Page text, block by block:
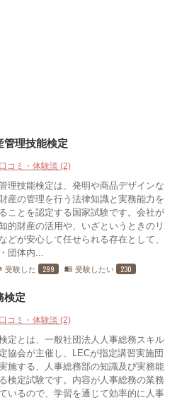
管理技能検定
コミ・体験談 (2)
理技能検定は、発明や商品デザインな
産の管理を行う法律知識と実務能力を
ことを認定する国家試験です。会社が
的財産の活用や、いざというときのリ
どが安心して任せられる存在として、
団体内...
受験した 299 menu_book 受験したい 230
検定
コミ・体験談 (2)
定とは、一般社団法人人事総務スキル
協会が主催し、LECが指定講習実施団
施する、人事総務部の知識及び実務能
検定試験です。内容が人事総務の業務
いるので、学習を通じて効率的に人事